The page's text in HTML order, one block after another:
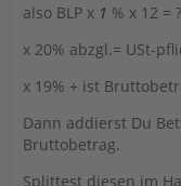
also BLP x 1 % x 12 =
x 20% abzgl.= USt-
x 19% + ist
Dann addierst Du
Bruttobetrag.
Splittest diesen im